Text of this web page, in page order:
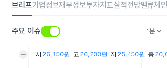
브리프기업정보재무정보투자지표실적전망밸류체인
주요 이슈 1분keyboard_arrow_down